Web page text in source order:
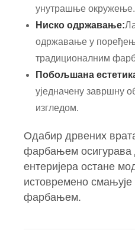
унутрашње окружење.
Ниско одржавање:
одржавање у
традиционалним
Побољшана
уједначену завршну
изгледом.
Одабир дрвених
фарбањем осигурава
ентеријера остане
истовремено смањује
фарбањем.